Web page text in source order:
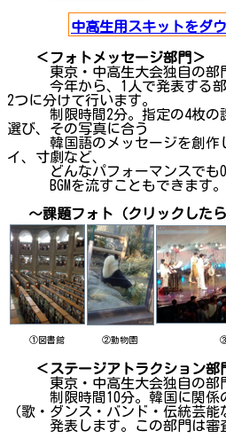
中高生用スキットをダ
＜フォトメッセージ部門＞
東京・中高生大会独自の部門
今年から、1人で発表する部
2つに分けて行います。
制限時間2分。指定の4枚の課
選び、その写真に合う
韓国語のメッセージを創作し
イ、寸劇など、
どんなパフォーマンスでもOK
BGMを流すこともできます。
～課題フォト（クリックした
①図書館 ②動物園
＜ステージアトラクション部
東京・中高生大会独自の部門
制限時間10分。韓国に関係の
（歌・ダンス・バンド・伝統芸能
発表します。この部門は審査